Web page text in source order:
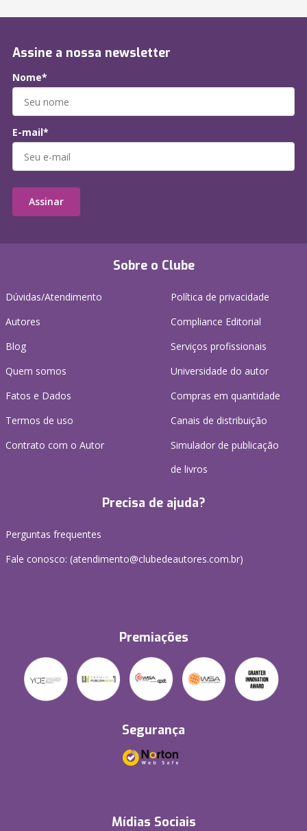
Sobre o Clube
Dúvidas/Atendimento
Autores
Blog
Quem somos
Fatos e Dados
Termos de uso
Contrato com o Autor
Política de privacidade
Compliance Editorial
Serviços profissionais
Universidade do autor
Compras em quantidade
Canais de distribuição
Simulador de publicação
de livros
Precisa de ajuda?
Perguntas frequentes
Fale conosco: (atendimento@clubedeautores.com.br)
Premiações
Segurança
Mídias Sociais
Assine a nossa newsletter
Nome*
E-mail*
Assinar